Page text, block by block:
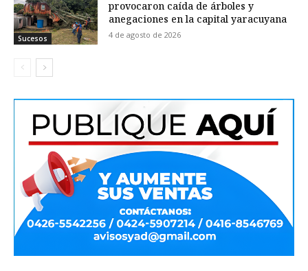
Sucesos
provocaron caída de árboles y
anegaciones en la capital yaracuyana
4 de agosto de 2026